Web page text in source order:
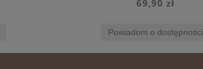
69,90 zł
Powiadom o dostępności